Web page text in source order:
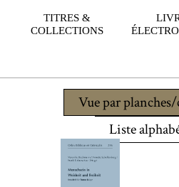
TITRES &
COLLECTIONS
Vue par
Liste